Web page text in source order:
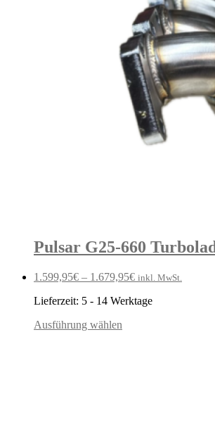
Pulsar G25-660
1.599,95€ – 1.679,95€ inkl. MwSt.
Lieferzeit: 5 - 14 Werktage
Ausführung wählen